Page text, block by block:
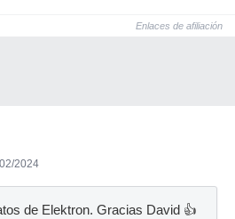
Enlaces de afiliación
2024
de Elektron. Gracias David 👍